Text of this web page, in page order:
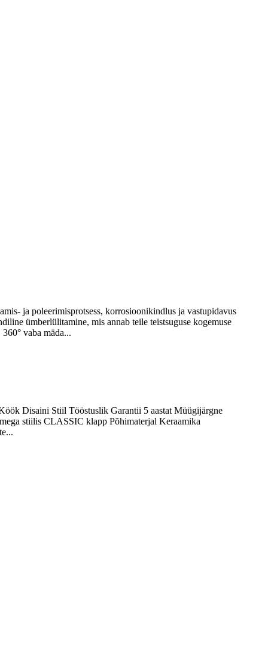
ja poleerimisprotsess, korrosioonikindlus ja vastupidavus
ümberlülitamine, mis annab teile teistsuguse kogemuse
vaba mäda...
Disaini Stiil Tööstuslik Garantii 5 aastat Müügijärgne
stiilis CLASSIC klapp Põhimaterjal Keraamika